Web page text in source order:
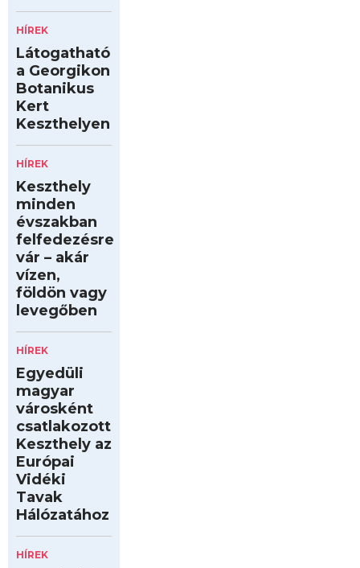
HÍREK
Látogatható
a Georgikon
Botanikus
Kert
Keszthelyen
HÍREK
Keszthely
minden
évszakban
felfedezésre
vár – akár
vízen,
földön vagy
levegőben
HÍREK
Egyedüli
magyar
városként
csatlakozott
Keszthely az
Európai
Vidéki
Tavak
Hálózatához
HÍREK